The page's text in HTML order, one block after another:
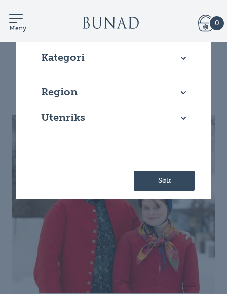
Meny
0
Kategori
Region
Utenriks
Søk